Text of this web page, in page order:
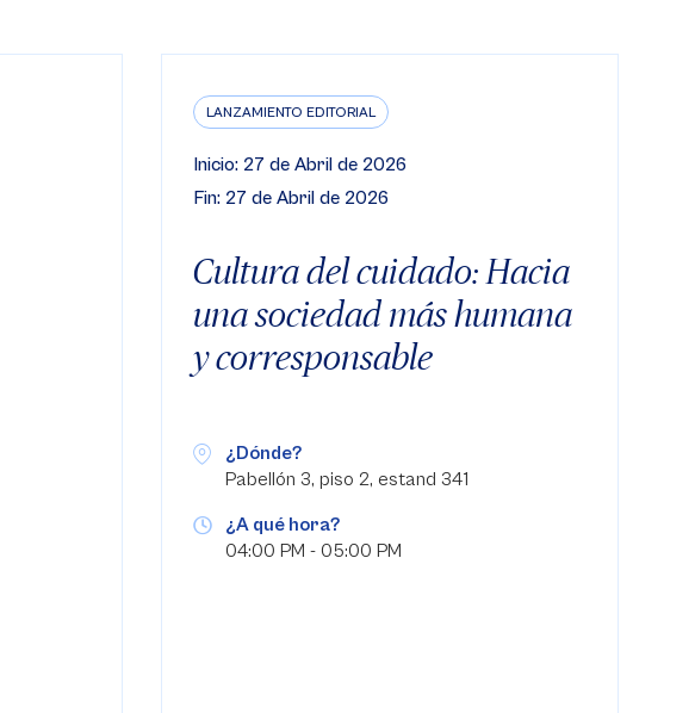
LANZAMIENTO EDITORIAL
Inicio: 27 de Abril de 2026
Fin: 27 de Abril de 2026
Cultura del cuidado: Hacia
una sociedad más humana
y corresponsable
¿Dónde?
Pabellón 3, piso 2, estand 341
¿A qué hora?
04:00 PM - 05:00 PM